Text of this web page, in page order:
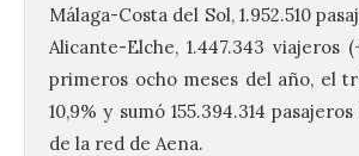
Málaga-Costa del Sol, 1.952.510
Alicante-Elche, 1.447.343 viajeros
primeros ocho meses del año, el
10,9% y sumó 155.394.314
de la red de Aena.